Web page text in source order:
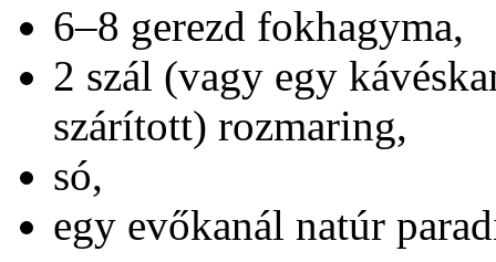
6–8 gerezd fokhagyma,
2 szál (vagy egy
szárított) rozmaring,
só,
egy evőkanál natúr